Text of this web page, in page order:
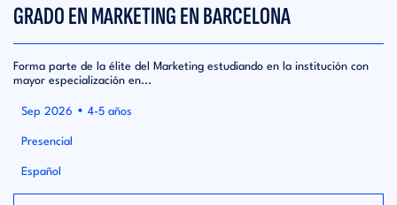
GRADO EN MARKETING EN BARCELONA
Forma parte de la élite del Marketing estudiando en la institución con
mayor especialización en...
Sep 2026 • 4-5 años
Presencial
Español